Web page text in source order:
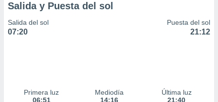
Salida y Puesta del sol
Salida del sol
07:20
Puesta del sol
21:12
Primera luz
06:51
Mediodía
14:16
Última luz
21:40